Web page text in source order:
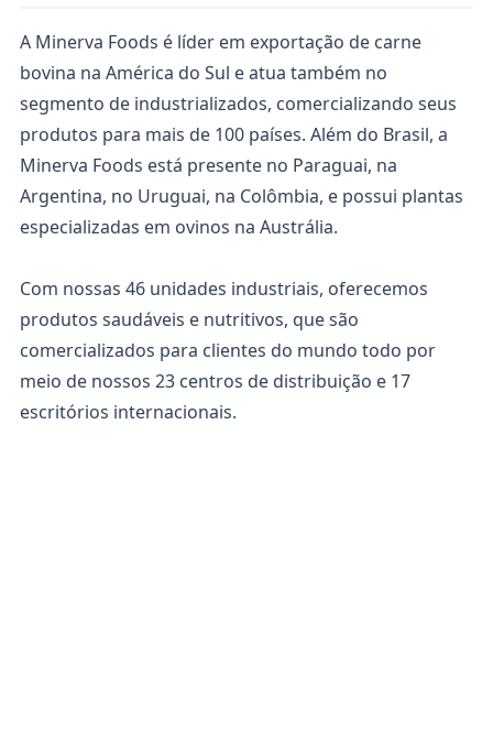
A Minerva Foods é líder em exportação de carne
bovina na América do Sul e atua também no
segmento de industrializados, comercializando seus
produtos para mais de 100 países. Além do Brasil, a
Minerva Foods está presente no Paraguai, na
Argentina, no Uruguai, na Colômbia, e possui plantas
especializadas em ovinos na Austrália.
Com nossas 46 unidades industriais, oferecemos
produtos saudáveis e nutritivos, que são
comercializados para clientes do mundo todo por
meio de nossos 23 centros de distribuição e 17
escritórios internacionais.